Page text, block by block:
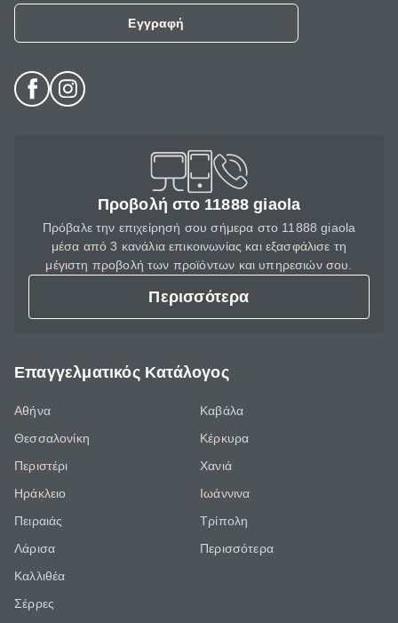
Εγγραφή
Προβολή στο 11888 giaola
Πρόβαλε την επιχείρησή σου σήμερα στο 11888 giaola
μέσα από 3 κανάλια επικοινωνίας και εξασφάλισε τη
μέγιστη προβολή των προϊόντων και υπηρεσιών σου.
Περισσότερα
Επαγγελματικός Κατάλογος
Αθήνα
Θεσσαλονίκη
Περιστέρι
Ηράκλειο
Πειραιάς
Λάρισα
Καλλιθέα
Σέρρες
Καβάλα
Κέρκυρα
Χανιά
Ιωάννινα
Τρίπολη
Περισσότερα